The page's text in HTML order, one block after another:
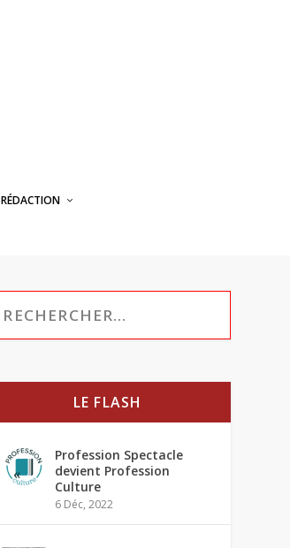
RÉDACTION
LE FLASH
Profession Spectacle
devient Profession
Culture
6 Déc, 2022